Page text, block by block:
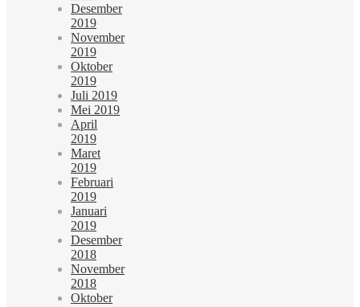
Desember
2019
November
2019
Oktober
2019
Juli 2019
Mei 2019
April
2019
Maret
2019
Februari
2019
Januari
2019
Desember
2018
November
2018
Oktober